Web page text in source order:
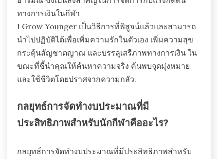
ทางการเงินในกีฬา
I Grow Younger เป็นวิธีการที่พิสูจน์แล้วและสามารถ
นำไปปฏิบัติได้เพื่อเพิ่มความรักในตัวเอง เพิ่มความสุข
กระตุ้นสัญชาตญาณ และบรรลุเสรีภาพทางการเงิน ใน
ขณะที่ชี้นำคุณให้ค้นหาความจริง ค้นพบจุดมุ่งหมาย
และใช้ชีวิตโดยปราศจากความกลัว.
กลยุทธ์การจัดทำงบประมาณที่มี
ประสิทธิภาพสำหรับนักกีฬาคืออะไร?
กลยุทธ์การจัดทำงบประมาณที่มีประสิทธิภาพสำหรับ